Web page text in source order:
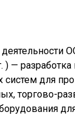
) —
систем для
торгово-